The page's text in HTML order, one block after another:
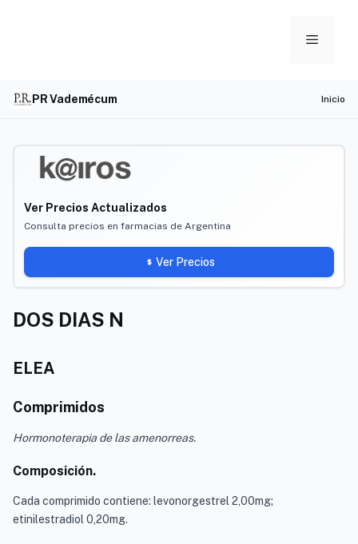
Menu
PR Vademécum Inicio
Ver Precios Actualizados
Consulta precios en farmacias de Argentina
Ver Precios
DOS DIAS N
ELEA
Comprimidos
Hormonoterapia de las amenorreas.
Composición.
Cada comprimido contiene: levonorgestrel 2,00mg;
etinilestradiol 0,20mg.